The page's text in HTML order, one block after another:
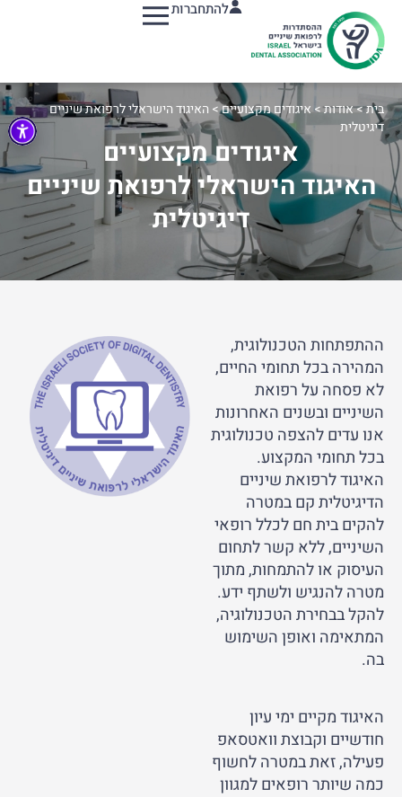
להתחברות
בית>אודות>איגודים מקצועיים> האיגוד הישראלי לרפואת שיניים
דיגיטלית
איגודים מקצועיים
האיגוד הישראלי לרפואת שיניים
דיגיטלית
ההתפתחות הטכנולוגית,
המהירה בכל תחומי החיים,
לא פסחה על רפואת
השיניים ובשנים האחרונות
אנו עדים להצפה טכנולוגית
בכל תחומי המקצוע.
האיגוד לרפואת שיניים
הדיגיטלית קם במטרה
להקים בית חם לכלל רופאי
השיניים, ללא קשר לתחום
העיסוק או להתמחות, מתוך
מטרה להנגיש ולשתף ידע.
להקל בבחירת הטכנולוגיה,
המתאימה ואופן השימוש
בה.
האיגוד מקיים ימי עיון
חודשיים וקבוצת וואטסאפ
פעילה, זאת במטרה לחשוף
כמה שיותר רופאים למגוון